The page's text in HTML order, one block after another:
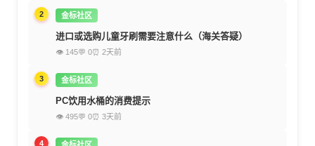
2 金标社区
进口或选购儿童牙刷需要注意什么（海关答疑）
👁 145💬 0⏰ 2天前
3 金标社区
PC饮用水桶的消费提示
👁 495💬 0⏰ 3天前
4 金标社区